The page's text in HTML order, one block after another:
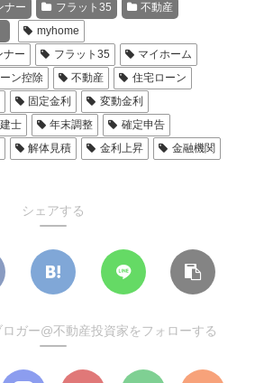
ナー フラット35
不動産
myhome
ナー
フラット35
マイホーム
ン控除 不動産
住宅ローン
固定金利
変動金利
士 年末調整
確定申告
解体見積 金利上昇
金融機関
シェアする
ガー@不動産投資家をフォローする